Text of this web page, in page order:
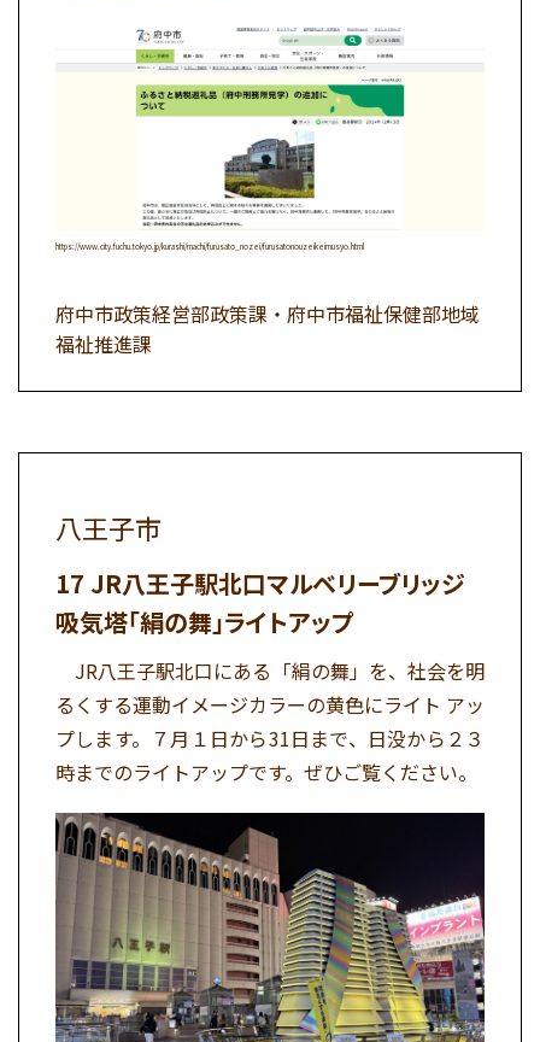
https://www.city.fuchu.tokyo.jp/kurashi/machi/furusato_nozei/furusatonouzeikeimusyo.html
府中市政策経営部政策課・府中市福祉保健部地域
福祉推進課
八王子市
JR八王子駅北口マルベリーブリッジ
吸気塔「絹の舞」ライトアップ
JR八王子駅北口にある「絹の舞」を、社会を明
るくする運動イメージカラーの黄色にライト アッ
プします。７月１日から31日まで、日没から２３
時までのライトアップです。ぜひご覧ください。